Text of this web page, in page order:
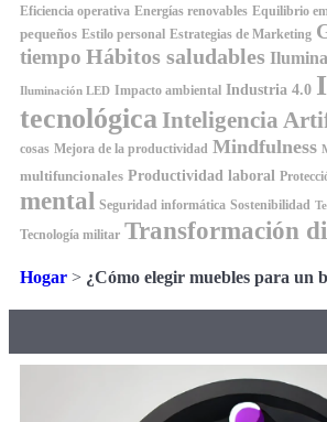
Eficiencia operativa Energías renovables Equilibrio
pequeños Estilo personal Estrategias de Marketing
tiempo Hábitos saludables
Iluminación LED Impacto ambiental Industria 4.0
tecnológica Inteligencia
cosas Mejora de la productividad Mindfulness
multifuncionales Productividad laboral
mental Seguridad informática Sostenibilidad
Tecnología militar Transformación
Hogar > ¿Cómo elegir muebles para un